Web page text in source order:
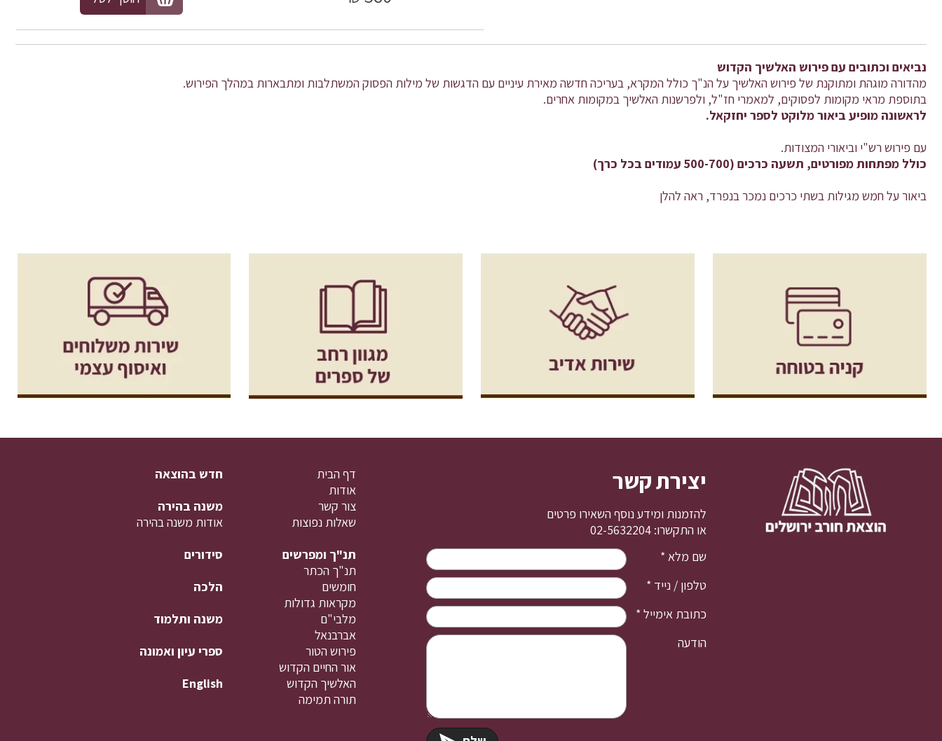
נביאים וכתובים עם פירוש האלשיך הקדוש
מהדורה מוגהת ומתוקנת של פירוש האלשיך על הנ"ך כולל המקרא, בעריכה חדשה מאירת עיניים עם הדגשות של מילות הפסוק המשתלבות ומתבארות במהלך הפירוש.
בתוספת מראי מקומות לפסוקים, למאמרי חז"ל, ולפרשנות האלשיך במקומות אחרים.
לראשונה מופיע ביאור מלוקט לספר יחזקאל.
עם פירוש רש"י וביאורי המצודות.
כולל מפתחות מפורטים, תשעה כרכים (500-700 עמודים בכל כרך)
ביאור על חמש מגילות בשתי כרכים נמכר בנפרד, ראה להלן
יצירת קשר
להזמנות ומידע נוסף השאירו פרטים
או התקשרו: 02-5632204
שם מלא*
טלפון / נייד *
כתובת אימייל*
הודעה
דף הבית
אודות
צור קשר
שאלות נפוצות
תנ"ך ומפרשים
תנ"ך הכתר
חומשים
מקראות גדולות
מלבי"ם
אברבנאל
פירוש הטור
אור החיים הקדוש
האלשיך הקדוש
תורה תמימה
חדש בהוצאה
משנה בהירה
אודות משנה בהירה
סידורים
הלכה
משנה ותלמוד
ספרי עיון ואמונה
English